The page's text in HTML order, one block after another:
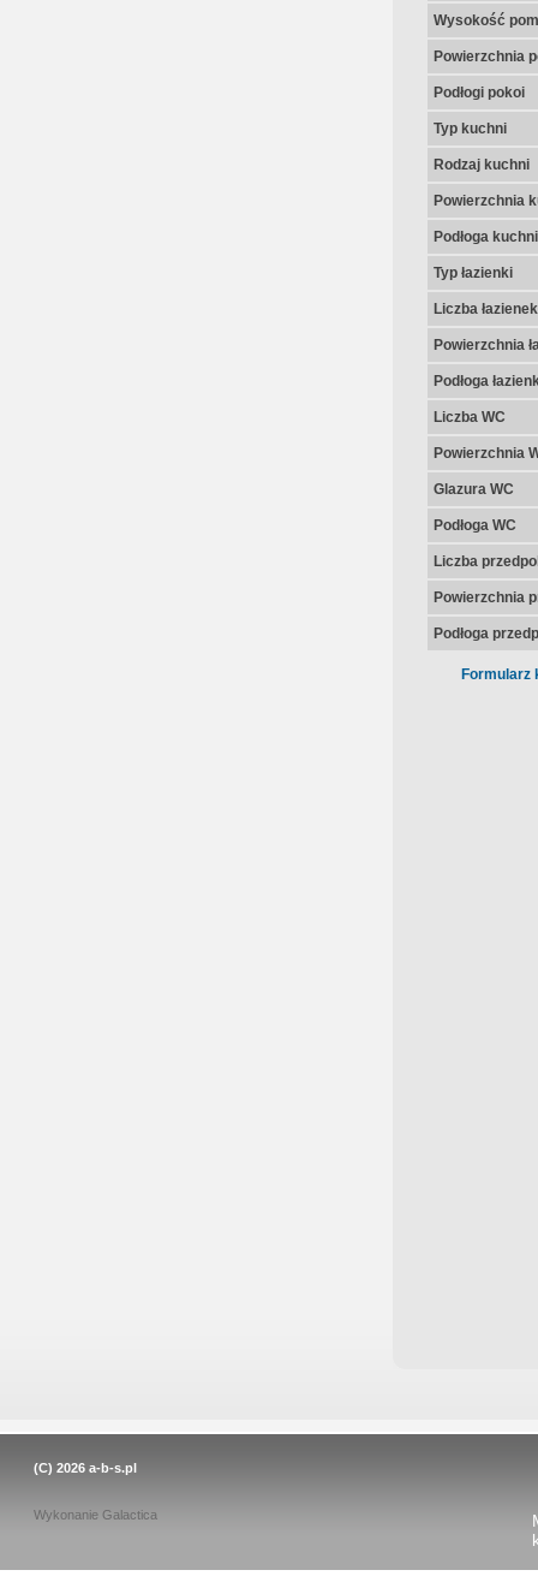
Wysokość
Powierzchnia
Podłogi pokoi
Typ kuchni
Rodzaj kuchni
Powierzchnia
Podłoga kuchni
Typ łazienki
Liczba łazienek
Powierzchnia
Podłoga
Liczba WC
Powierzchnia
Glazura WC
Podłoga WC
Liczba
Powierzchnia
Podłoga
Formularz
(C) 2026 a-b-s.pl
Wykonanie Galactica